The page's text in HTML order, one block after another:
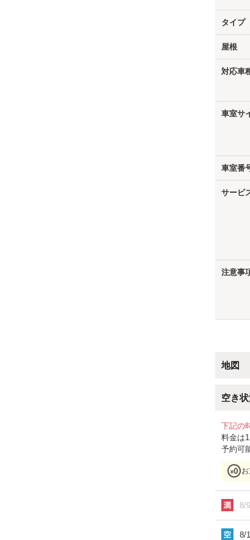
タイプ
屋根
対応車
車室サ
車室番
サービ
注意事
地図
空き
下記の
料金は
予約可
8/
8/